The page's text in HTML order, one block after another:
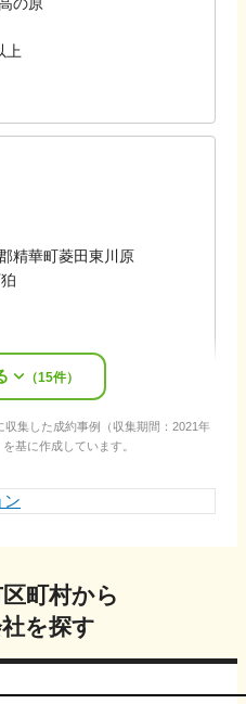
の原
上
精華町菱田東川原
（15件）
集した成約事例（収集期間：2021年
基に作成しています。
町村から
を探す